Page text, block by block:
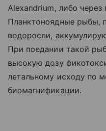
Alexandrium, либо
Планктоноядные рыбы,
водоросли,
При поедании такой
высокую дозу
летальному исходу по
биомагнификации.